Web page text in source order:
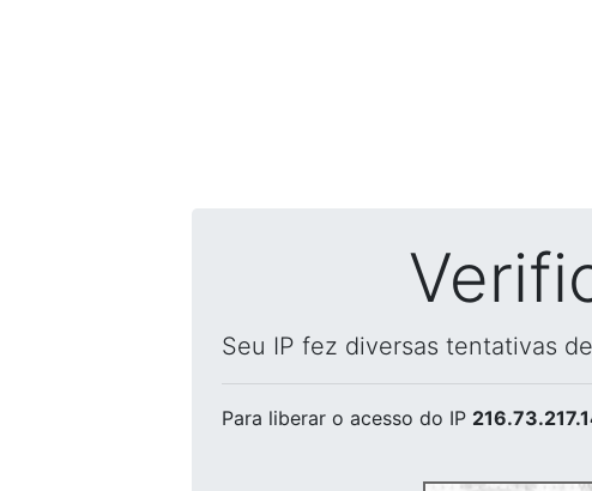
Seu IP fez diversas tentativas
Para liberar o acesso do IP